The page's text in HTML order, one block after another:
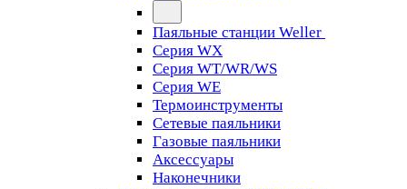
Паяльные станции Weller
Серия WX
Серия WT/WR/WS
Серия WE
Термоинструменты
Сетевые паяльники
Газовые паяльники
Аксессуары
Наконечники